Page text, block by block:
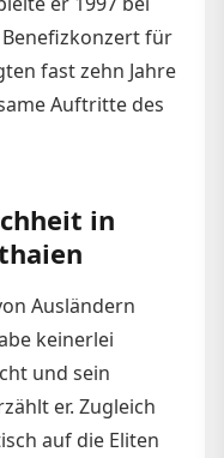
für
fast zehn Jahre
Auftritte des
in
Ausländern
keinerlei
und sein
er. Zugleich
auf die Eliten